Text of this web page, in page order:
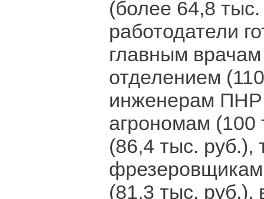
(более 64,8
работодатели
главным
отделением
инженерам ПНР
агрономам (100
(86,4 тыс. руб.),
(81,3 тыс.